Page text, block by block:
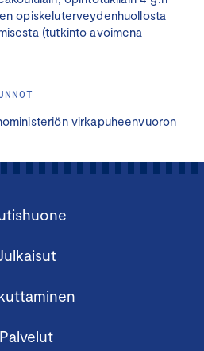
opiskeluterveydenhuollosta
(tutkinto avoimena
virkapuheenvuoron
Palvelut